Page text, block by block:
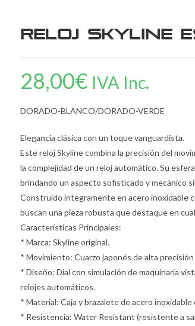
Reloj Skyline
28,00€ IVA Inc.
DORADO-BLANCO/DORADO-VERDE
Elegancia clásica con un toque vanguardista.
Este reloj Skyline combina la precisión del
la complejidad de un reloj automático. Su
brindando un aspecto sofisticado y mecánico
Construido íntegramente en acero inoxidable
buscan una pieza robusta que destaque en
Características Principales:
* Marca: Skyline original.
* Movimiento: Cuarzo japonés de alta
* Diseño: Dial con simulación de maquinaria
relojes automáticos.
* Material: Caja y brazalete de acero inoxidable
* Resistencia: Water Resistant (resistente a